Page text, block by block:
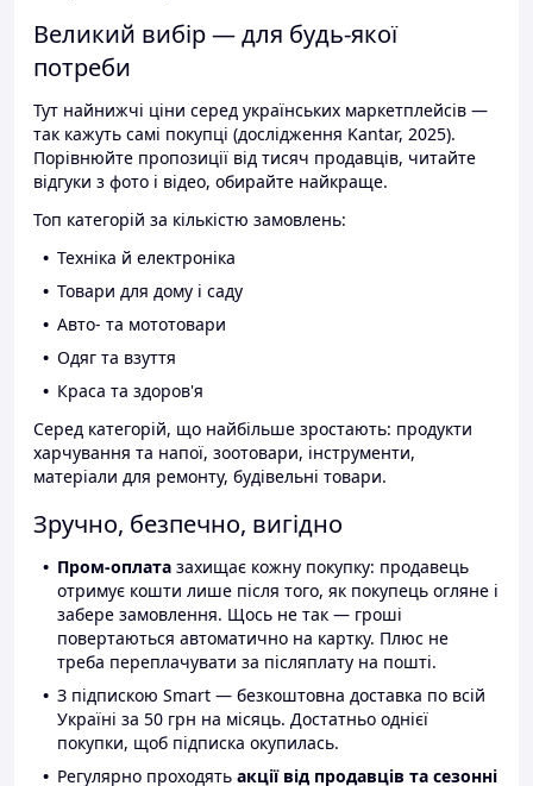
Великий вибір — для будь-якої
потреби
Тут найнижчі ціни серед українських маркетплейсів —
так кажуть самі покупці (дослідження Kantar, 2025).
Порівнюйте пропозиції від тисяч продавців, читайте
відгуки з фото і відео, обирайте найкраще.
Топ категорій за кількістю замовлень:
Техніка й електроніка
Товари для дому і саду
Авто- та мототовари
Одяг та взуття
Краса та здоров'я
Серед категорій, що найбільше зростають: продукти
харчування та напої, зоотовари, інструменти,
матеріали для ремонту, будівельні товари.
Зручно, безпечно, вигідно
Пром-оплата захищає кожну покупку: продавець
отримує кошти лише після того, як покупець огляне і
забере замовлення. Щось не так — гроші
повертаються автоматично на картку. Плюс не
треба переплачувати за післяплату на пошті.
З підпискою Smart — безкоштовна доставка по всій
Україні за 50 грн на місяць. Достатньо однієї
покупки, щоб підписка окупилась.
Регулярно проходять акції від продавців та сезонні